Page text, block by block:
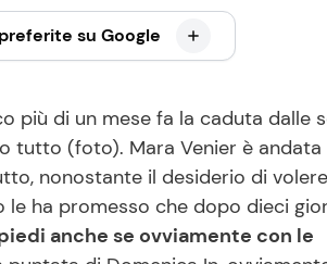
su Google
più di un mese fa la caduta dalle
tutto (foto). Mara Venier è andata
nonostante il desiderio di volere
le ha promesso che dopo dieci
anche se ovviamente con le